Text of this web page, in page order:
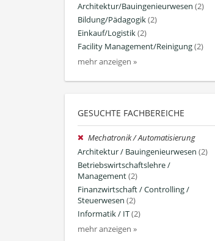
Architektur/Bauingenieurwesen (2)
Bildung/Pädagogik(2)
Einkauf/Logistik(2)
Facility Management/Reinigung(2)
mehr anzeigen »
GESUCHTE FACHBEREICHE
Mechatronik / Automatisierung
Architektur / Bauingenieurwesen (2)
Betriebswirtschaftslehre /
Management(2)
Finanzwirtschaft / Controlling /
Steuerwesen (2)
Informatik / IT(2)
mehr anzeigen »